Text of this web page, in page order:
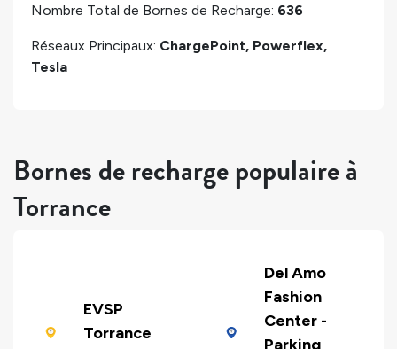
Nombre Total de Bornes de Recharge: 636
Réseaux Principaux: ChargePoint, Powerflex,
Tesla
Bornes de recharge populaire à
Torrance
EVSP
Torrance
Del Amo
Fashion
Center -
Parking